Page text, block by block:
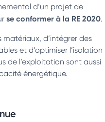
d’un projet de
se conformer à la RE 2020.
d’intégrer des
et d’optimiser l’isolation
de l’exploitation sont aussi
énergétique.